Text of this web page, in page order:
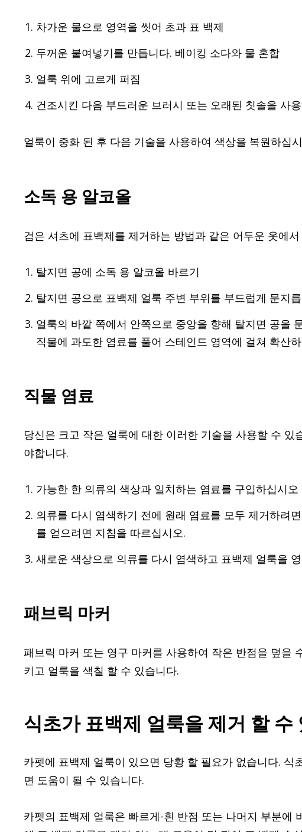
차가운 물으로 영역을 씻어 초과 표 백제
두꺼운 붙여넣기를 만듭니다. 베이킹 소다와 물 혼합
얼룩 위에 고르게 퍼짐
건조시킨 다음 부드러운 브러시 또는 오래된 칫솔을 사
얼룩이 중화 된 후 다음 기술을 사용하여 색상을 복원하십
소독 용 알코올
검은 셔츠에 표백제를 제거하는 방법과 같은 어두운 옷에
탈지면 공에 소독 용 알코올 바르기
탈지면 공으로 표백제 얼룩 주변 부위를 부드럽게 문지
얼룩의 바깥 쪽에서 안쪽으로 중앙을 향해 탈지면 공을
직물에 과도한 염료를 풀어 스테인드 영역에 걸쳐 확산
직물 염료
당신은 크고 작은 얼룩에 대한 이러한 기술을 사용할 수
야합니다.
가능한 한 의류의 색상과 일치하는 염료를 구입하십시오
의류를 다시 염색하기 전에 원래 염료를 모두 제거하려
를 얻으려면 지침을 따르십시오.
새로운 색상으로 의류를 다시 염색하고 표백제 얼룩을
패브릭 마커
패브릭 마커 또는 영구 마커를 사용하여 작은 반점을 덮을
키고 얼룩을 색칠 할 수 있습니다.
식초가 표백제 얼룩을 제거 할 수
카펫에 표백제 얼룩이 있으면 당황 할 필요가 없습니다.
면 도움이 될 수 있습니다.
카펫의 표백제 얼룩은 빠르게-흰 반점 또는 나머지 부분에